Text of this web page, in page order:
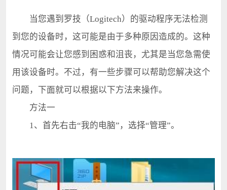
当您遇到罗技（Logitech）的驱动程序无法检测
到您的设备时，这可能是由于多种原因造成的。这种
情况可能会让您感到困惑和沮丧，尤其是当您急需使
用该设备时。不过，有一些步骤可以帮助您解决这个
问题，下面就可以根据以下方法来操作。
方法一
1、首先右击“我的电脑”，选择“管理”。